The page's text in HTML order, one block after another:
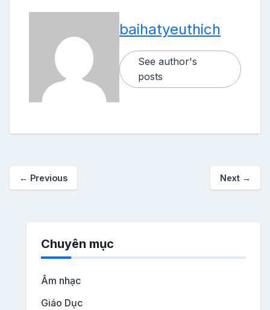
baihatyeuthich
See author's
posts
← Previous Next →
Chuyên mục
Âm nhạc
Giáo Dục